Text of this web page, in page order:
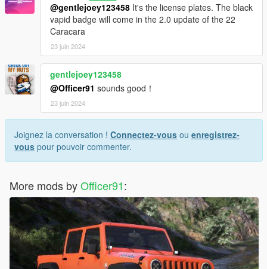
@gentlejoey123458 It's the license plates. The black
vapid badge will come in the 2.0 update of the 22
Caracara
23 juin 2024
gentlejoey123458
@Officer91 sounds good！
23 juin 2024
Joignez la conversation ! Connectez-vous ou enregistrez-
vous pour pouvoir commenter.
More mods byOfficer91: